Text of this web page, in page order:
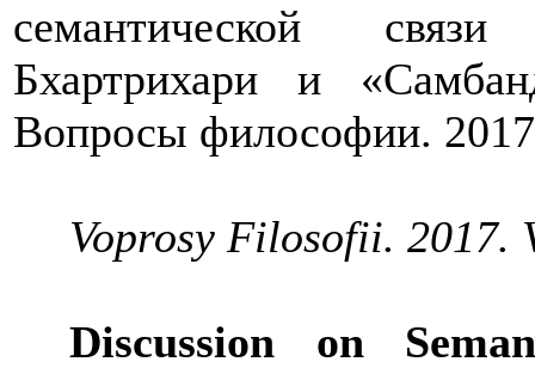
семантической
Бхартрихари и
Вопросы философии.
Voprosy Filosofii. 2017.
Discussion on